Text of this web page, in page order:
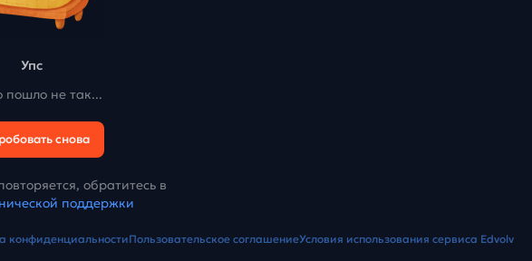
Упс
пошло не так...
снова
обратитесь в
поддержки
конфиденциальностиПользовательское соглашениеУсловия использования сервиса Edvolv